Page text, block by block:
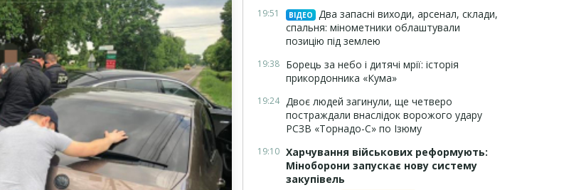
19:51 ВІДЕО
Два запасні виходи, арсенал, склади,
спальня: мінометники облаштували
позицію під землею
19:38 Борець за небо і дитячі мрії: історія
прикордонника «Кума»
19:24 Двоє людей загинули, ще четверо
постраждали внаслідок ворожого удару
РСЗВ «Торнадо-С» по Ізюму
19:10 Харчування військових реформують:
Міноборони запускає нову систему
закупівель